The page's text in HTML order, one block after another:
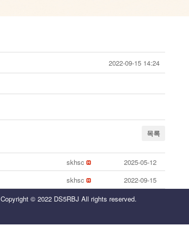
2022-09-15 14:24
목록
skhsc
2025-05-12
skhsc
2022-09-15
Copyright © 2022 DS5RBJ All rights reserved.